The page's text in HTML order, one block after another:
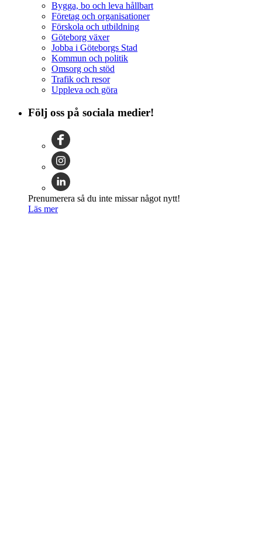
Bygga, bo och leva hållbart
Företag och organisationer
Förskola och utbildning
Göteborg växer
Jobba i Göteborgs Stad
Kommun och politik
Omsorg och stöd
Trafik och resor
Uppleva och göra
Följ oss på sociala medier!
Prenumerera så du inte missar något nytt!
Läs mer